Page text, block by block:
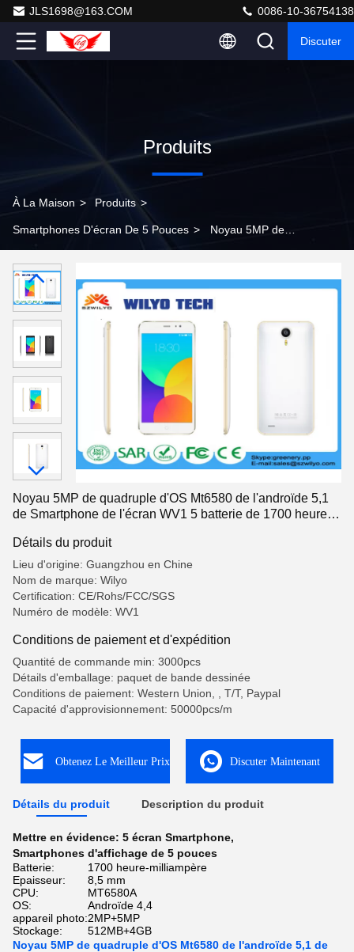
JLS1698@163.COM 0086-10-36754138
Discuter
Produits
À La Maison > Produits >
Smartphones D'écran De 5 Pouces > Noyau 5MP de
Smartphone de l'écran WV1 5 batterie de 1700 heures-
milliampère
Noyau 5MP de quadruple d'OS Mt6580 de l'androïde 5,1
de Smartphone de l'écran WV1 5 batterie de 1700 heures-
Détails du produit
Lieu d'origine: Guangzhou en Chine
Nom de marque: Wilyo
Certification: CE/Rohs/FCC/SGS
Numéro de modèle: WV1
Conditions de paiement et d'expédition
Quantité de commande min: 3000pcs
Détails d'emballage: paquet de bande dessinée
Conditions de paiement: Western Union, , T/T, Paypal
Capacité d'approvisionnement: 50000pcs/m
Obtenez Le Meilleur Prix Discuter Maintenant
Détails du produit Description du produit
Mettre en évidence: 5 écran Smartphone,
Smartphones d'affichage de 5 pouces
Batterie:
1700 heure-milliampère
Epaisseur:
8,5 mm
CPU:
MT6580A
OS:
Androïde 4,4
appareil photo:2MP+5MP
Stockage:
512MB+4GB
Noyau 5MP de quadruple d'OS Mt6580 de l'androïde 5,1 de